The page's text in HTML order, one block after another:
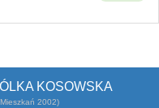
KOSOWSKA
2002)